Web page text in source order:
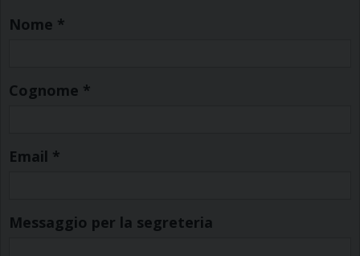
Nome *
Cognome *
Email *
Messaggio per la segreteria